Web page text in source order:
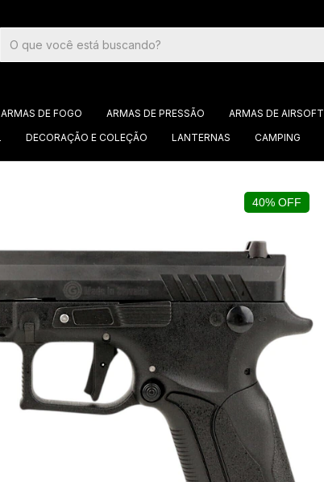
ARMAS DE FOGO ARMAS DE PRESSÃO ARMAS DE AIRSOFT
DECORAÇÃO E COLEÇÃO LANTERNAS CAMPING
40% OFF